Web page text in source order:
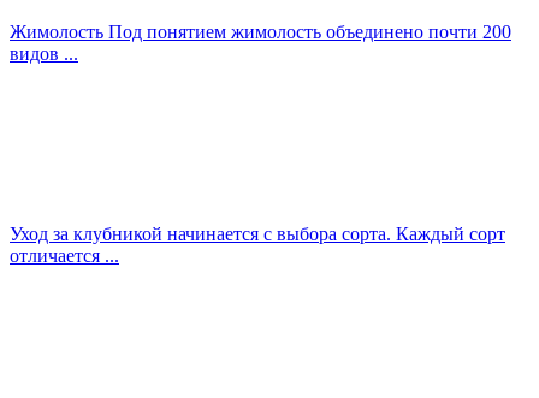
Жимолость Под понятием жимолость объединено почти 200
видов ...
Уход за клубникой начинается с выбора сорта. Каждый сорт
отличается ...